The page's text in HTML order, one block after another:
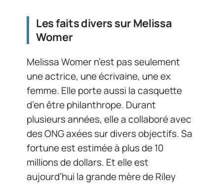
Les faits divers sur Melissa
Womer
Melissa Womer n’est pas seulement
une actrice, une écrivaine, une ex
femme. Elle porte aussi la casquette
d’en être philanthrope. Durant
plusieurs années, elle a collaboré avec
des ONG axées sur divers objectifs. Sa
fortune est estimée à plus de 10
millions de dollars. Et elle est
aujourd’hui la grande mère de Riley